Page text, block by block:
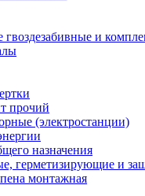
гвоздезабивные и
прочий
(электростанции)
назначения
герметизирующие и
монтажная